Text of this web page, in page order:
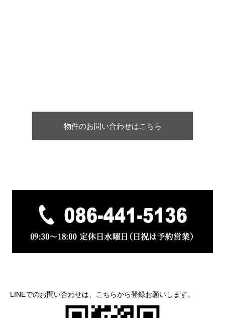
物件のお問い合わせはこちら
LINEでのお問い合わせは、こちらから登録お願いします。